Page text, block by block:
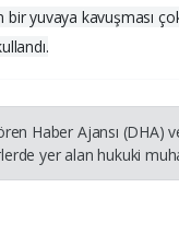
bir yuvaya kavuşması
Haber Ajansı
yer alan hukuki